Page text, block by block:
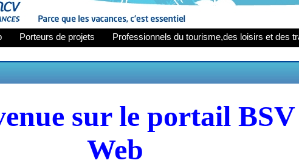
Porteurs de projets Professionnels du tourisme,des loisirs et des
sur le portail BSV
Web